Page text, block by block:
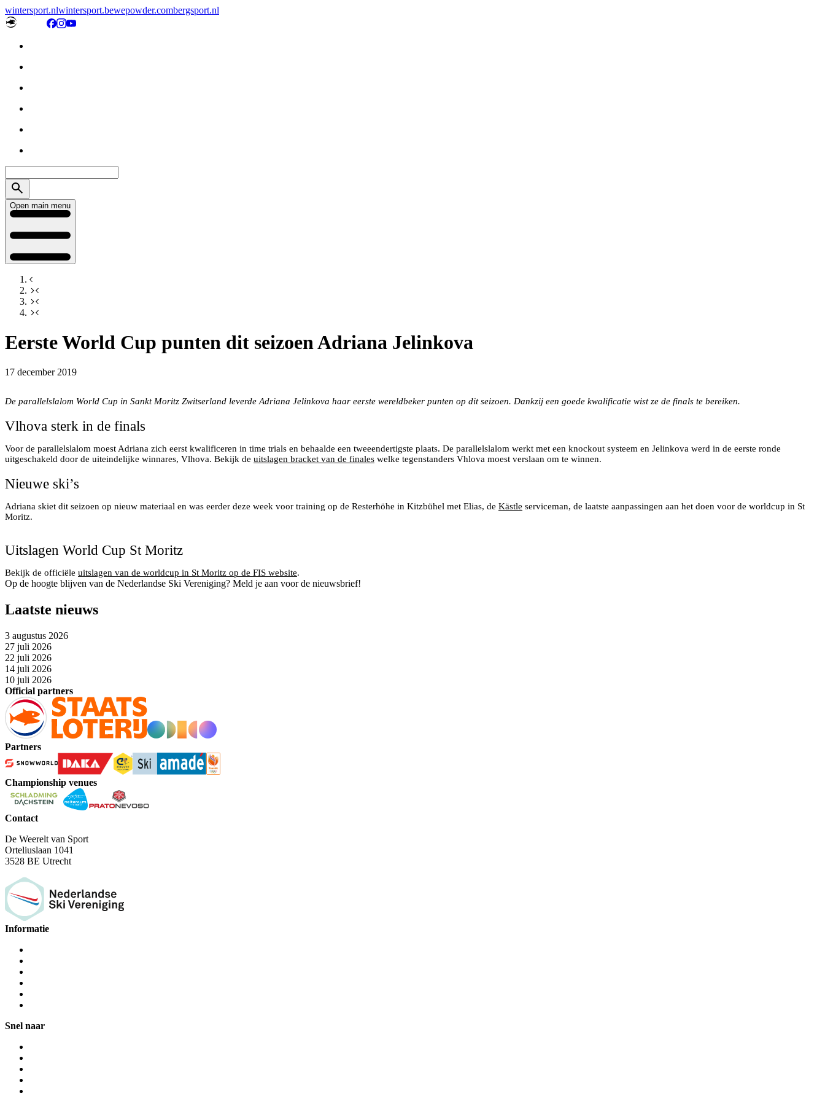
wintersport.nlwintersport.bewepowder.combergsport.nl
Open main menu
Eerste World Cup punten dit seizoen Adriana Jelinkova
17 december 2019
De parallelslalom World Cup in Sankt Moritz Zwitserland leverde Adriana Jelinkova haar eerste wereldbeker punten op dit seizoen. Dankzij een goede kwalificatie wist ze de finals te bereiken.
Vlhova sterk in de finals
Voor de parallelslalom moest Adriana zich eerst kwalificeren in time trials en behaalde een tweeendertigste plaats. De parallelslalom werkt met een knockout systeem en Jelinkova werd in de eerste ronde
uitgeschakeld door de uiteindelijke winnares, Vlhova. Bekijk de uitslagen bracket van de finales welke tegenstanders Vhlova moest verslaan om te winnen.
Nieuwe ski’s
Adriana skiet dit seizoen op nieuw materiaal en was eerder deze week voor training op de Resterhöhe in Kitzbühel met Elias, de Kästle serviceman, de laatste aanpassingen aan het doen voor de worldcup in St
Moritz.
Uitslagen World Cup St Moritz
Bekijk de officiële uitslagen van de worldcup in St Moritz op de FIS website.
Op de hoogte blijven van de Nederlandse Ski Vereniging? Meld je aan voor de nieuwsbrief!
Laatste nieuws
3 augustus 2026
27 juli 2026
22 juli 2026
14 juli 2026
10 juli 2026
Official partners
Partners
Championship venues
Contact
De Weerelt van Sport
Orteliuslaan 1041
3528 BE Utrecht
Informatie
Snel naar